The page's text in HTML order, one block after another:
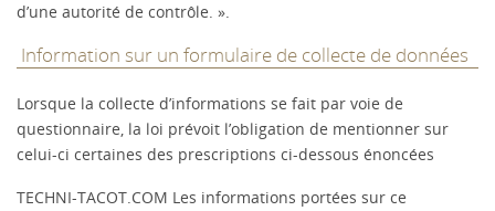
d’une autorité de contrôle. ».
Information sur un formulaire de collecte de données
Lorsque la collecte d’informations se fait par voie de
questionnaire, la loi prévoit l’obligation de mentionner sur
celui-ci certaines des prescriptions ci-dessous énoncées
TECHNI-TACOT.COM Les informations portées sur ce